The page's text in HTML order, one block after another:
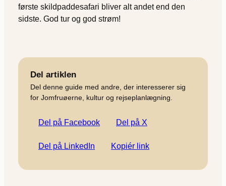
første skildpaddesafari bliver alt andet end den
sidste. God tur og god strøm!
Del artiklen
Del denne guide med andre, der interesserer sig
for Jomfruøerne, kultur og rejseplanlægning.
Del på Facebook Del på X
Del på LinkedIn Kopiér link